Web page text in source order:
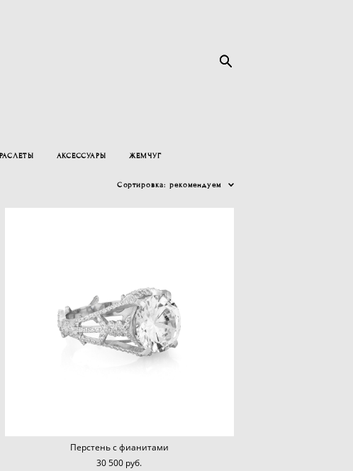
АКСЕССУАРЫ ЖЕМЧУГ
Сортировка: рекомендуем
Перстень с фианитами
30 500 pуб.